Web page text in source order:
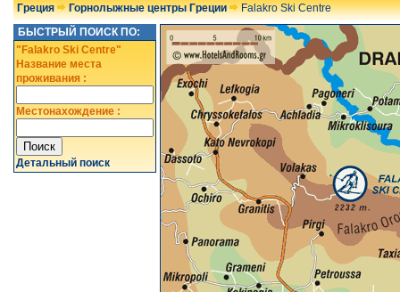
Греция Горнолыжные центры Греции
Falakro Ski Centre
БЫСТРЫЙ ПОИСК ПО:
"Falakro Ski Centre"
Название места
проживания :
Местонахождение :
Детальный поиск